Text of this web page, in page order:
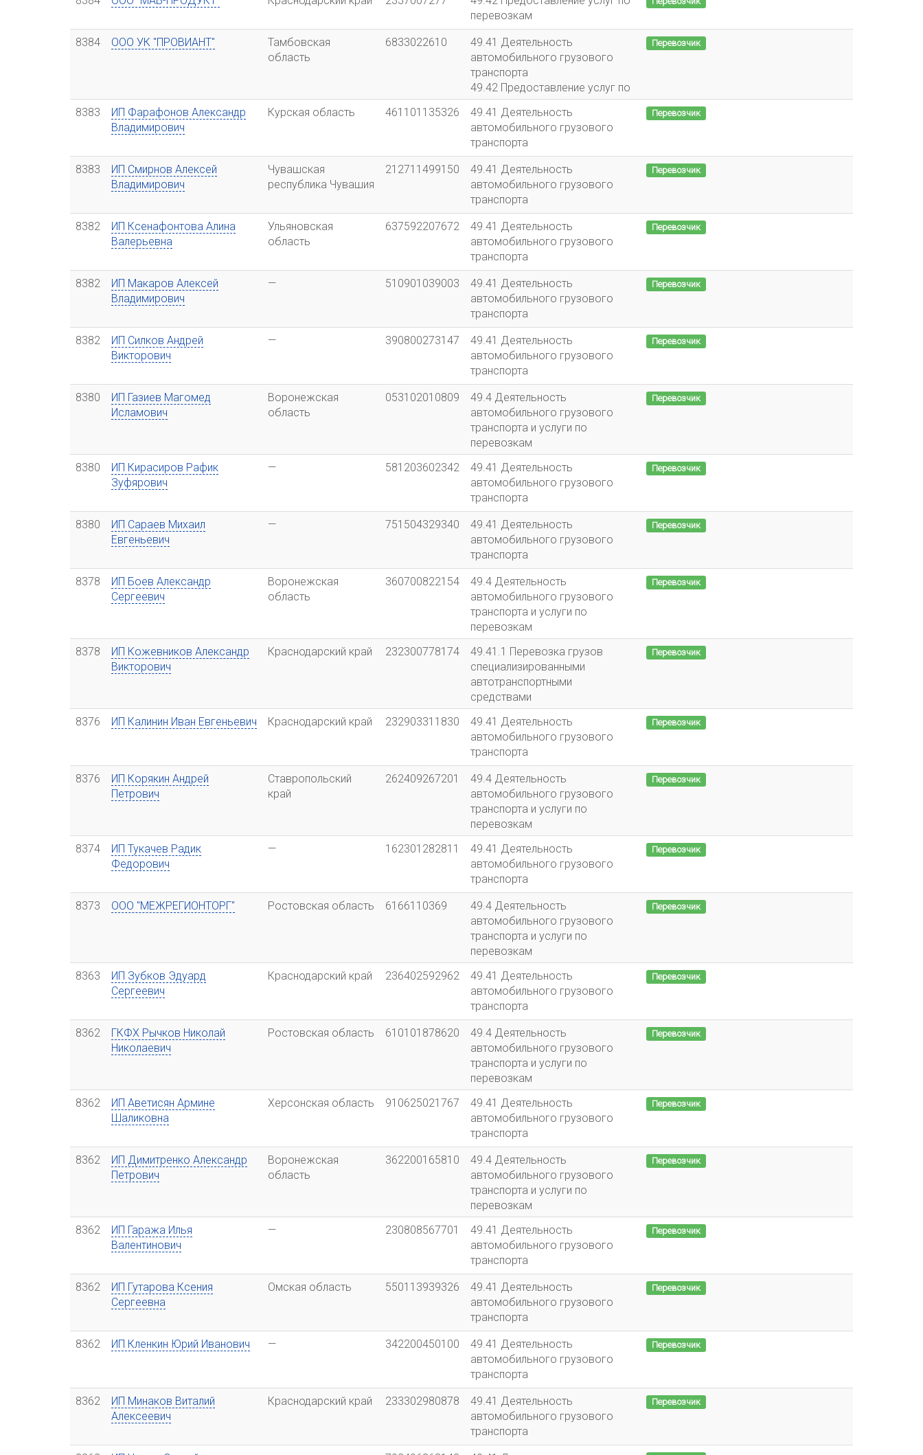
перевозкам
8384 ООО УК "ПРОВИАНТ"
Тамбовская
область
6833022610
49.41 Деятельность
автомобильного грузового
транспорта
49.42 Предоставление услуг по
перевозкам
Перевозчик
8383
ИП Фарафонов Александр
Владимирович
Курская область 461101135326
49.41 Деятельность
автомобильного грузового
транспорта
Перевозчик
8383
ИП Смирнов Алексей
Владимирович
Чувашская
республика Чувашия
212711499150
49.41 Деятельность
автомобильного грузового
транспорта
Перевозчик
8382
ИП Ксенафонтова Алина
Валерьевна
Ульяновская
область
637592207672
49.41 Деятельность
автомобильного грузового
транспорта
Перевозчик
8382
ИП Макаров Алексей
Владимирович
— 510901039003
49.41 Деятельность
автомобильного грузового
транспорта
Перевозчик
8382
ИП Силков Андрей
Викторович
— 390800273147
49.41 Деятельность
автомобильного грузового
транспорта
Перевозчик
8380
ИП Газиев Магомед
Исламович
Воронежская
область
053102010809
49.4 Деятельность
автомобильного грузового
транспорта и услуги по
перевозкам
Перевозчик
8380
ИП Кирасиров Рафик
Зуфярович
— 581203602342
49.41 Деятельность
автомобильного грузового
транспорта
Перевозчик
8380
ИП Сараев Михаил
Евгеньевич
— 751504329340
49.41 Деятельность
автомобильного грузового
транспорта
Перевозчик
8378
ИП Боев Александр
Сергеевич
Воронежская
область
360700822154
49.4 Деятельность
автомобильного грузового
транспорта и услуги по
перевозкам
Перевозчик
8378
ИП Кожевников Александр
Викторович
Краснодарский край 232300778174
49.41.1 Перевозка грузов
специализированными
автотранспортными
средствами
Перевозчик
8376 ИП Калинин Иван Евгеньевич Краснодарский край 232903311830
49.41 Деятельность
автомобильного грузового
транспорта
Перевозчик
8376
ИП Корякин Андрей
Петрович
Ставропольский
край
262409267201
49.4 Деятельность
автомобильного грузового
транспорта и услуги по
перевозкам
Перевозчик
8374
ИП Тукачев Радик
Федорович
— 162301282811
49.41 Деятельность
автомобильного грузового
транспорта
Перевозчик
8373 ООО "МЕЖРЕГИОНТОРГ" Ростовская область 6166110369
49.4 Деятельность
автомобильного грузового
транспорта и услуги по
перевозкам
Перевозчик
8363
ИП Зубков Эдуард
Сергеевич
Краснодарский край 236402592962
49.41 Деятельность
автомобильного грузового
транспорта
Перевозчик
8362
ГКФХ Рычков Николай
Николаевич
Ростовская область 610101878620
49.4 Деятельность
автомобильного грузового
транспорта и услуги по
перевозкам
Перевозчик
8362
ИП Аветисян Армине
Шаликовна
Херсонская область 910625021767
49.41 Деятельность
автомобильного грузового
транспорта
Перевозчик
8362
ИП Димитренко Александр
Петрович
Воронежская
область
362200165810
49.4 Деятельность
автомобильного грузового
транспорта и услуги по
перевозкам
Перевозчик
8362
ИП Гаража Илья
Валентинович
— 230808567701
49.41 Деятельность
автомобильного грузового
транспорта
Перевозчик
8362
ИП Гутарова Ксения
Сергеевна
Омская область 550113939326
49.41 Деятельность
автомобильного грузового
транспорта
Перевозчик
8362 ИП Кленкин Юрий Иванович — 342200450100
49.41 Деятельность
автомобильного грузового
транспорта
Перевозчик
8362
ИП Минаков Виталий
Алексеевич
Краснодарский край 233302980878
49.41 Деятельность
автомобильного грузового
транспорта
Перевозчик